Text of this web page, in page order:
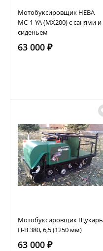
Мотобуксировщик НЕВА
МС-1-YA (MX200) с санями и
сиденьем
63 000 ₽
Мотобуксировщик Щукарь
П-В 380, 6,5 (1250 мм)
63 000 ₽